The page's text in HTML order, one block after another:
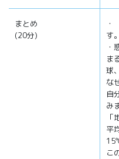
まとめ
(20分)
す。
・
ま
球
な
自
み
平
こ